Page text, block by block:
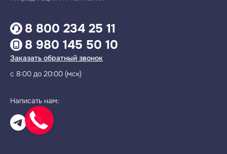
8 800 234 25 11
8 980 145 50 10
Заказать обратный звонок
с 8:00 до 20:00 (мск)
Написать нам: